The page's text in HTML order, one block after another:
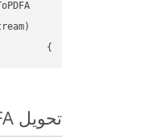
}
تحويل WEB Files to PDFA بسيط على SDK Net